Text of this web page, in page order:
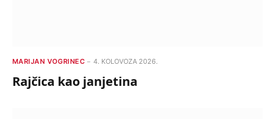
MARIJAN VOGRINEC 4. KOLOVOZA 2026.
Rajčica kao janjetina